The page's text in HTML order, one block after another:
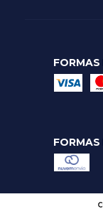
FORMAS